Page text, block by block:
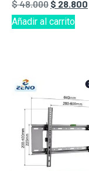
$48.000 $ 28.800
Añadir al carrito